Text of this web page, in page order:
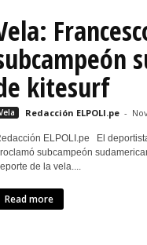
kitesurf
Redacción ELPOLI.pe -
ELPOLI.pe El
subcampeón
de la vela....
Read more